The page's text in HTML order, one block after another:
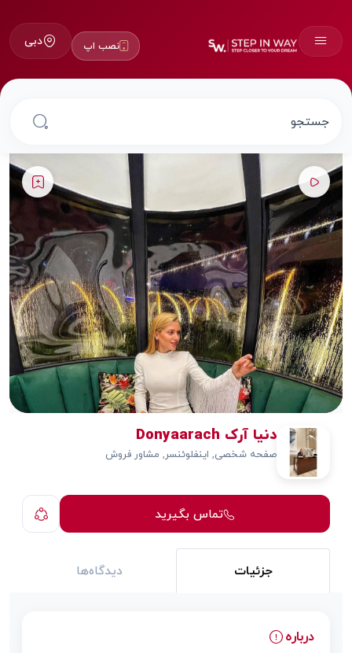
نصب اپ دبی
دنیا آرک Donyaarach
صفحه شخصی, اینفلوئنسر, مشاور فروش
تماس بگیرید
جزئیات دیدگاه‌ها
درباره